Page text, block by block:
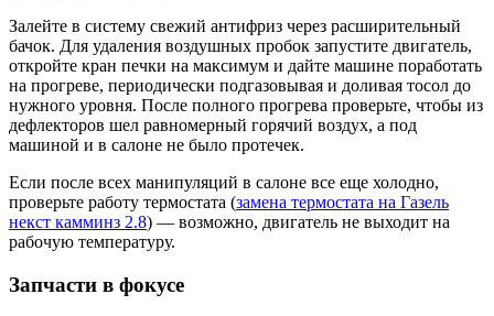
Залейте в систему свежий антифриз через расширительный
бачок. Для удаления воздушных пробок запустите двигатель,
откройте кран печки на максимум и дайте машине поработать
на прогреве, периодически подгазовывая и доливая тосол до
нужного уровня. После полного прогрева проверьте, чтобы из
дефлекторов шел равномерный горячий воздух, а под
машиной и в салоне не было протечек.
Если после всех манипуляций в салоне все еще холодно,
проверьте работу термостата (замена термостата на Газель
некст камминз 2.8) — возможно, двигатель не выходит на
рабочую температуру.
Запчасти в фокусе